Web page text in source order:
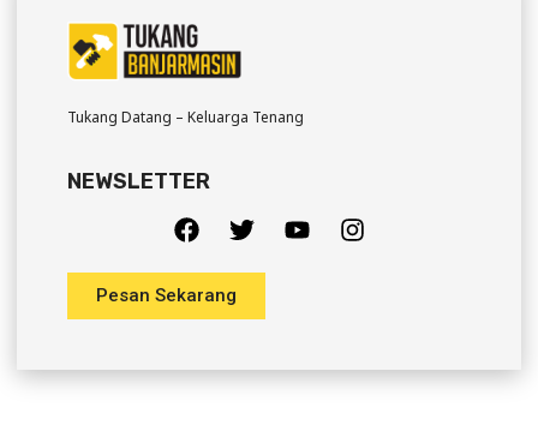
Tukang Datang – Keluarga Tenang
NEWSLETTER
Pesan Sekarang